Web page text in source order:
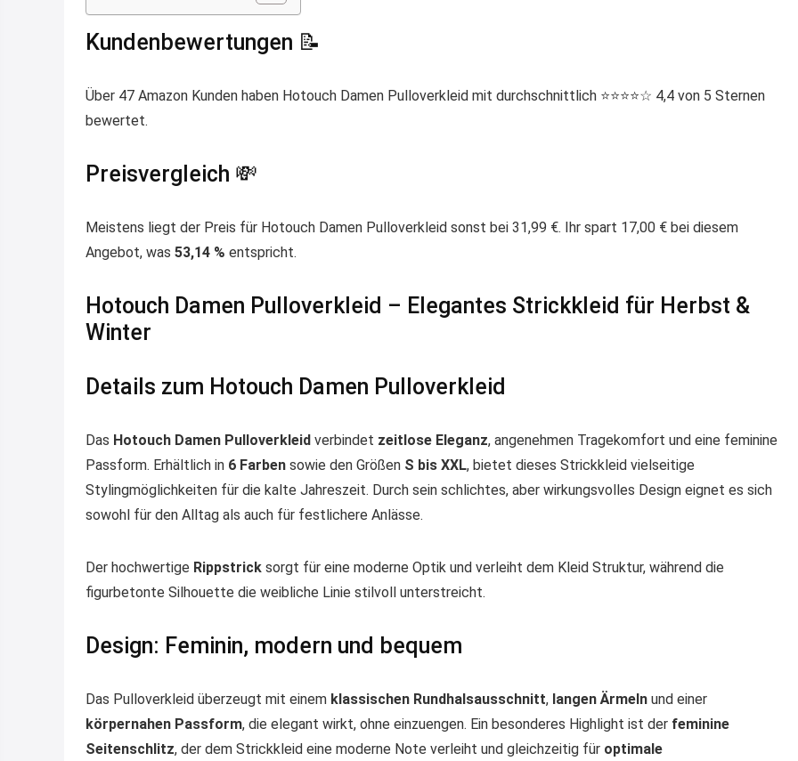
Kundenbewertungen 📝
Über 47 Amazon Kunden haben Hotouch Damen Pulloverkleid mit durchschnittlich ⭐️⭐️⭐️⭐️☆ 4,4 von 5 Sternen
bewertet.
Preisvergleich 💸
Meistens liegt der Preis für Hotouch Damen Pulloverkleid sonst bei 31,99 €. Ihr spart 17,00 € bei diesem
Angebot, was 53,14 % entspricht.
Hotouch Damen Pulloverkleid – Elegantes Strickkleid für Herbst &
Winter
Details zum Hotouch Damen Pulloverkleid
Das Hotouch Damen Pulloverkleid verbindet zeitlose Eleganz, angenehmen Tragekomfort und eine feminine
Passform. Erhältlich in 6 Farben sowie den Größen S bis XXL, bietet dieses Strickkleid vielseitige
Stylingmöglichkeiten für die kalte Jahreszeit. Durch sein schlichtes, aber wirkungsvolles Design eignet es sich
sowohl für den Alltag als auch für festlichere Anlässe.
Der hochwertige Rippstrick sorgt für eine moderne Optik und verleiht dem Kleid Struktur, während die
figurbetonte Silhouette die weibliche Linie stilvoll unterstreicht.
Design: Feminin, modern und bequem
Das Pulloverkleid überzeugt mit einem klassischen Rundhalsausschnitt, langen Ärmeln und einer
körpernahen Passform, die elegant wirkt, ohne einzuengen. Ein besonderes Highlight ist der feminine
Seitenschlitz, der dem Strickkleid eine moderne Note verleiht und gleichzeitig für optimale